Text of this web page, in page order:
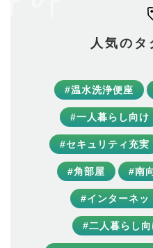
人気のタ
#温水洗浄便座
#一人暮らし向け
#セキュリティ充実
#角部屋 #南
#インターネッ
#二人暮らし向